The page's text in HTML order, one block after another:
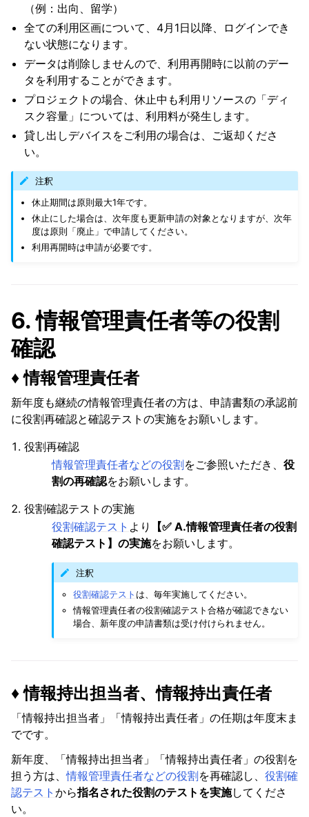
（例：出向、留学）
全ての利用区画について、4月1日以降、ログインでき
ない状態になります。
データは削除しませんので、利用再開時に以前のデー
タを利用することができます。
プロジェクトの場合、休止中も利用リソースの「ディ
スク容量」については、利用料が発生します。
貸し出しデバイスをご利用の場合は、ご返却くださ
い。
注釈
休止期間は原則最大1年です。
休止にした場合は、次年度も更新申請の対象となりますが、次年
度は原則「廃止」で申請してください。
利用再開時は申請が必要です。
6. 情報管理責任者等の役割
確認
♦️ 情報管理責任者
新年度も継続の情報管理責任者の方は、申請書類の承認前
に役割再確認と確認テストの実施をお願いします。
役割再確認
情報管理責任者などの役割をご参照いただき、役
割の再確認をお願いします。
役割確認テストの実施
役割確認テスト より
【✅ A.情報管理責任者の役割
確認テスト】の実施をお願いします。
注釈
役割確認テスト は、毎年実施してください。
情報管理責任者の役割確認テスト合格が確認できない
場合、新年度の申請書類は受け付けられません。
♦️ 情報持出担当者、情報持出責任者
「情報持出担当者」「情報持出責任者」の任期は年度末ま
でです。
新年度、「情報持出担当者」「情報持出責任者」の役割を
担う方は、情報管理責任者などの役割を再確認し、 役割確
認テスト から指名された役割のテストを実施してくださ
い。